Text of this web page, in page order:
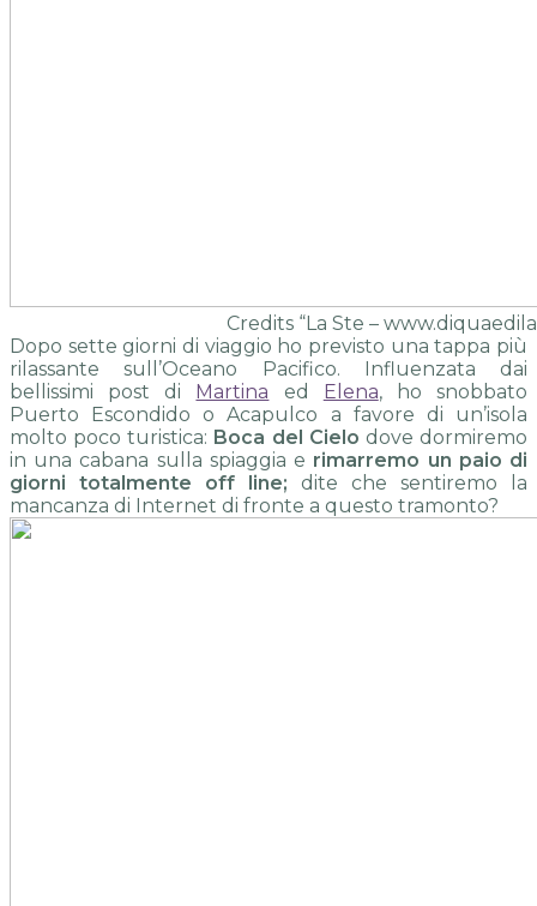
Credits “La Ste –
Dopo sette giorni di viaggio ho previsto una tappa più
rilassante sull’Oceano Pacifico. Influenzata dai
bellissimi post di Martina ed Elena, ho snobbato
Puerto Escondido o Acapulco a favore di un’isola
molto poco turistica: Boca del Cielo dove dormiremo
in una cabana sulla spiaggia e rimarremo un paio di
giorni totalmente off line; dite che sentiremo la
mancanza di Internet di fronte a questo tramonto?